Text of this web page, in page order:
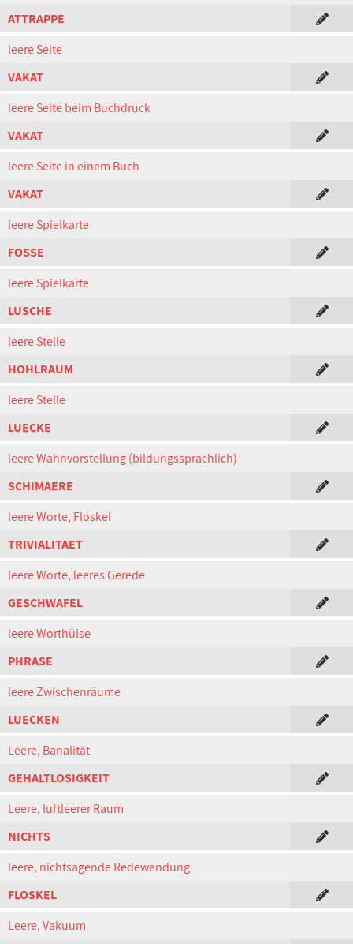
ATTRAPPE
leere Seite
VAKAT
leere Seite beim Buchdruck
VAKAT
leere Seite in einem Buch
VAKAT
leere Spielkarte
FOSSE
leere Spielkarte
LUSCHE
leere Stelle
HOHLRAUM
leere Stelle
LUECKE
leere Wahnvorstellung (bildungssprachlich)
SCHIMAERE
leere Worte, Floskel
TRIVIALITAET
leere Worte, leeres Gerede
GESCHWAFEL
leere Worthülse
PHRASE
leere Zwischenräume
LUECKEN
Leere, Banalität
GEHALTLOSIGKEIT
Leere, luftleerer Raum
NICHTS
leere, nichtsagende Redewendung
FLOSKEL
Leere, Vakuum